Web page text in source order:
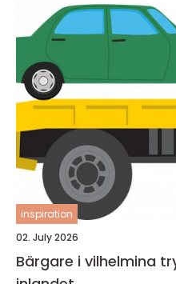
inspiration
02. July 2026
Bärgare i vilhelmina trygg hjälp på vägarna i